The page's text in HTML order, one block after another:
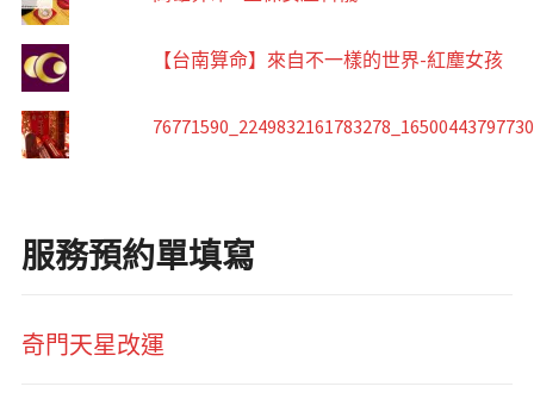
【台南算命】來自不一樣的世界-紅塵女孩
服務預約單填寫
奇門天星改運